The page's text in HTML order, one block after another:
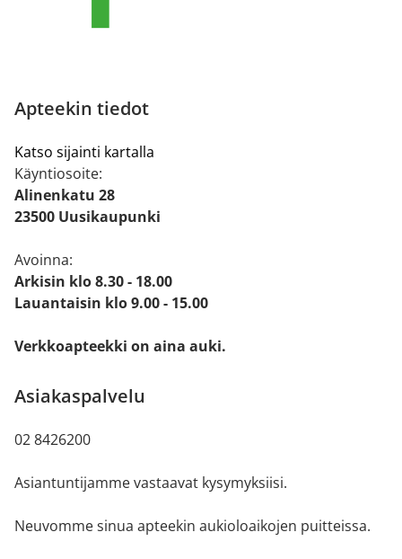
Apteekin tiedot
Katso sijainti kartalla
Käyntiosoite:
Alinenkatu 28
23500 Uusikaupunki
Avoinna:
Arkisin klo 8.30 - 18.00
Lauantaisin klo 9.00 - 15.00
Verkkoapteekki on aina auki.
Asiakaspalvelu
02 8426200
Asiantuntijamme vastaavat kysymyksiisi.
Neuvomme sinua apteekin aukioloaikojen puitteissa.